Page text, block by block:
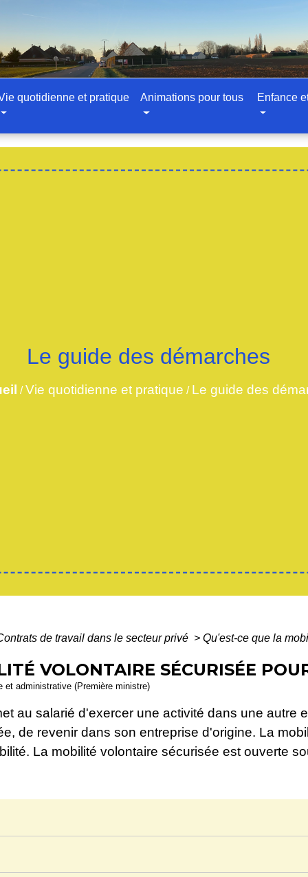
quotidienne et pratique Animations pour tous Enfance
Le guide des démarches
/Vie quotidienne et pratique / Le guide des
de travail dans le secteur privé > Qu'est-ce que la
VOLONTAIRE SÉCURISÉE
et administrative (Première ministre)
au salarié d'exercer une activité dans une autre
de revenir dans son entreprise d'origine. La
La mobilité volontaire sécurisée est ouverte